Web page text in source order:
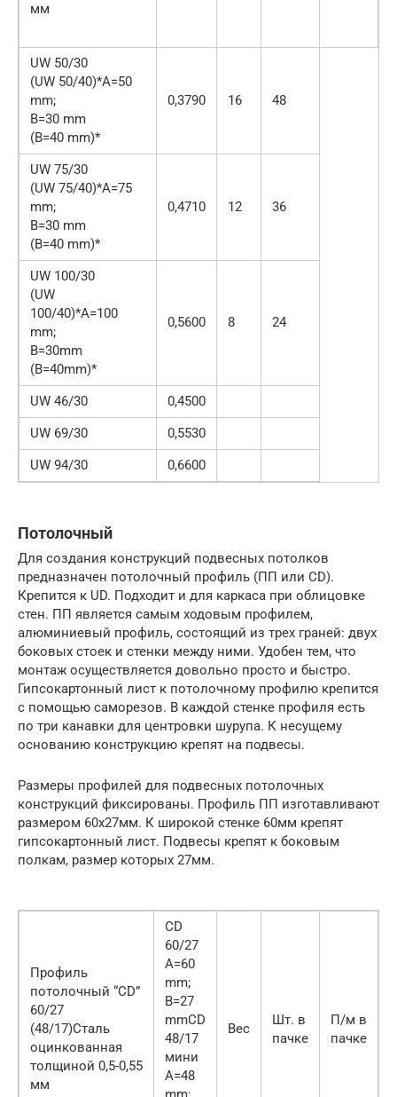
мм
UW 50/30
(UW 50/40)*А=50
mm;
B=30 mm
(B=40 mm)*
0,3790 16 48
UW 75/30
(UW 75/40)*А=75
mm;
B=30 mm
(B=40 mm)*
0,4710 12 36
UW 100/30
(UW
100/40)*А=100
mm;
B=30mm
(B=40mm)*
0,5600 8 24
UW 46/30
0,4500
UW 69/30
0,5530
UW 94/30
0,6600
Потолочный
Для создания конструкций подвесных потолков
предназначен потолочный профиль (ПП или CD).
Крепится к UD. Подходит и для каркаса при облицовке
стен. ПП является самым ходовым профилем,
алюминиевый профиль, состоящий из трех граней: двух
боковых стоек и стенки между ними. Удобен тем, что
монтаж осуществляется довольно просто и быстро.
Гипсокартонный лист к потолочному профилю крепится
с помощью саморезов. В каждой стенке профиля есть
по три канавки для центровки шурупа. К несущему
основанию конструкцию крепят на подвесы.
Размеры профилей для подвесных потолочных
конструкций фиксированы. Профиль ПП изготавливают
размером 60х27мм. К широкой стенке 60мм крепят
гипсокартонный лист. Подвесы крепят к боковым
полкам, размер которых 27мм.
Профиль
потолочный “CD”
60/27
(48/17)Сталь
оцинкованная
толщиной 0,5-0,55
мм
CD
60/27
А=60
mm;
B=27
mmCD
48/17
мини
А=48
Вес
Шт. в
пачке
П/м в
пачке